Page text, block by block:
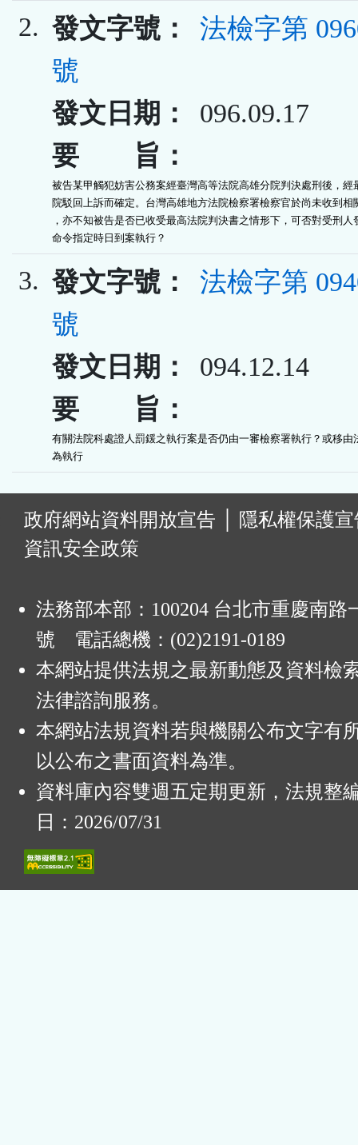
2. 發文字號：
法檢字第
號
發文日期：
096.09.17
要 旨：
被告某甲觸犯妨害公務案經臺灣高等法院高雄分院判決處刑後，經
院駁回上訴而確定。台灣高雄地方法院檢察署檢察官於尚未收到相
，亦不知被告是否已收受最高法院判決書之情形下，可否對受刑人
命令指定時日到案執行？
3. 發文字號：
法檢字第
號
發文日期：
094.12.14
要 旨：
有關法院科處證人罰鍰之執行案是否仍由一審檢察署執行？或移由
為執行
政府網站資料開放宣告
隱私權保護
資訊安全政策
法務部本部：100204 台北市重慶南路
號 電話總機：(02)2191-0189
本網站提供法規之最新動態及資料檢
法律諮詢服務。
本網站法規資料若與機關公布文字有
以公布之書面資料為準。
資料庫內容雙週五定期更新，法規整
日：2026/07/31